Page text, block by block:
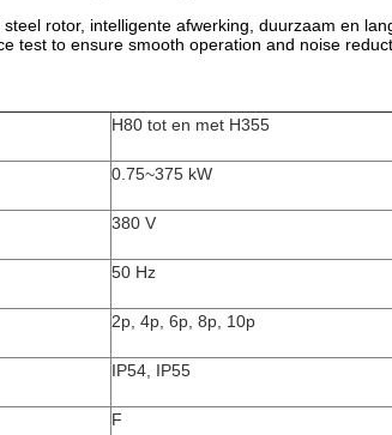
rotor, intelligente afwerking, duurzaam en
test to ensure smooth operation and noise
H80 tot en met H355
0.75~375 kW
380 V
50 Hz
2p, 4p, 6p, 8p, 10p
IP54, IP55
F